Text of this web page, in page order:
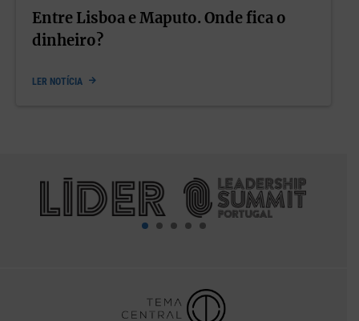
Entre Lisboa e Maputo. Onde fica o
dinheiro?
LER NOTÍCIA